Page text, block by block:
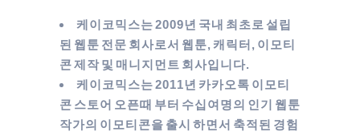
케이코믹스는 2009년 국내 최초로 설립
된 웹툰 전문 회사로서 웹툰, 캐릭터, 이모티
콘 제작 및 매니지먼트 회사입니다.
케이코믹스는 2011년 카카오톡 이모티
콘 스토어 오픈때 부터 수십여명의 인기 웹툰
작가의 이모티콘을 출시 하면서 축적된 경험